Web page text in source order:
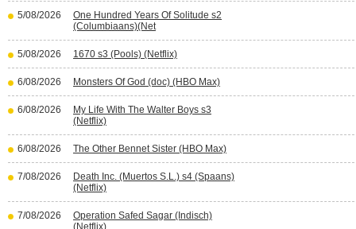
5/08/2026
One Hundred Years Of Solitude s2
(Columbiaans)(Net
5/08/2026 1670 s3 (Pools) (Netflix)
6/08/2026 Monsters Of God (doc) (HBO Max)
6/08/2026
My Life With The Walter Boys s3
(Netflix)
6/08/2026 The Other Bennet Sister (HBO Max)
7/08/2026
Death Inc. (Muertos S.L.) s4 (Spaans)
(Netflix)
7/08/2026
Operation Safed Sagar (Indisch)
(Netflix)